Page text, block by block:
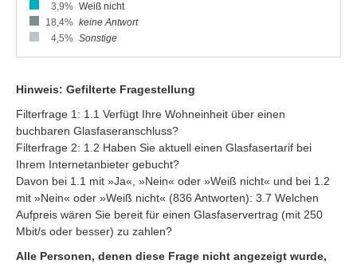
3,9% Weiß nicht
18,4% keine Antwort
4,5% Sonstige
Hinweis: Gefilterte Fragestellung
Filterfrage 1: 1.1 Verfügt Ihre Wohneinheit über einen
buchbaren Glasfaseranschluss?
Filterfrage 2: 1.2 Haben Sie aktuell einen Glasfasertarif bei
Ihrem Internetanbieter gebucht?
Davon bei 1.1 mit »Ja«, »Nein« oder »Weiß nicht« und bei 1.2
mit »Nein« oder »Weiß nicht« (836 Antworten): 3.7 Welchen
Aufpreis wären Sie bereit für einen Glasfaservertrag (mit 250
Mbit/s oder besser) zu zahlen?
Alle Personen, denen diese Frage nicht angezeigt wurde,